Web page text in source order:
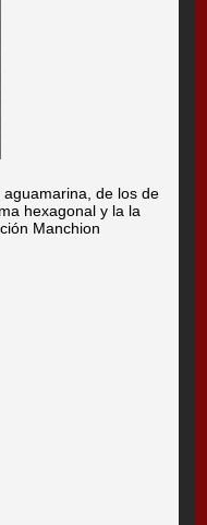
de los de
hexagonal y la la
Manchion